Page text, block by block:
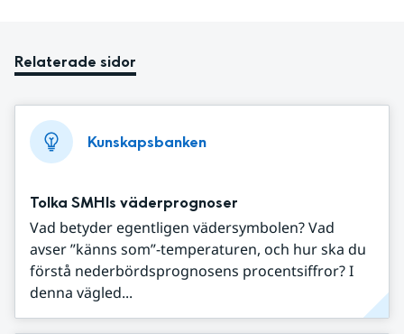
Relaterade sidor
Kunskapsbanken
Tolka SMHIs väderprognoser
Vad betyder egentligen vädersymbolen? Vad
avser ”känns som”-temperaturen, och hur ska du
förstå nederbördsprognosens procentsiffror? I
denna vägled...